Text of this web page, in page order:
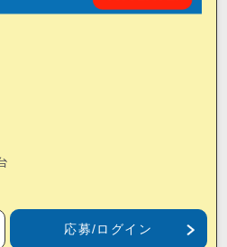
応募/ログイン